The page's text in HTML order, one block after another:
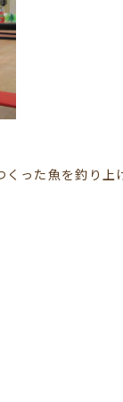
くった魚を釣り上